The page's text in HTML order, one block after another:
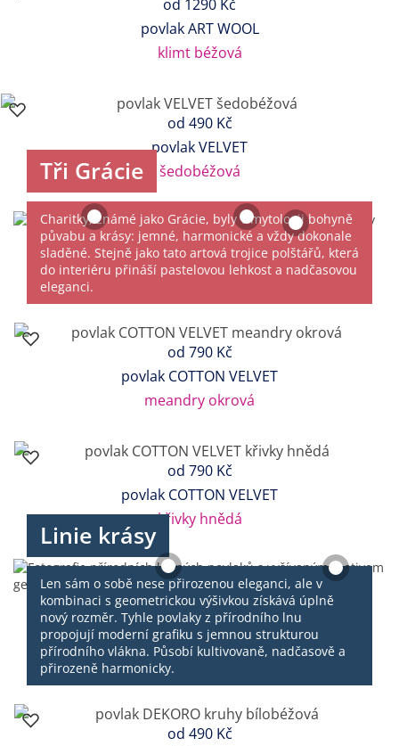
od 1290 Kč
povlak ART WOOL
klimt béžová
od 490 Kč
povlak VELVET
šedobéžová
Tři Grácie
Charitky, známé jako Grácie, byly v mytologii bohyně
půvabu a krásy: jemné, harmonické a vždy dokonale
sladěné. Stejně jako tato artová trojice polštářů, která
do interiéru přináší pastelovou lehkost a nadčasovou
eleganci.
od 790 Kč
povlak COTTON VELVET
meandry okrová
od 790 Kč
povlak COTTON VELVET
křivky hnědá
od 490 Kč
Linie krásy
Len sám o sobě nese přirozenou eleganci, ale v
kombinaci s geometrickou výšivkou získává úplně
nový rozměr. Tyhle povlaky z přírodního lnu
propojují moderní grafiku s jemnou strukturou
přírodního vlákna. Působí kultivovaně, nadčasově a
přirozeně harmonicky.